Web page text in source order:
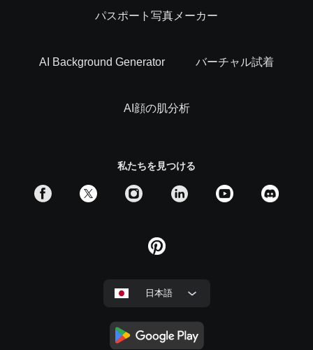
パスポート写真メーカー
AI Background Generator バーチャル試着
AI顔の肌分析
私たちを見つける
日本語